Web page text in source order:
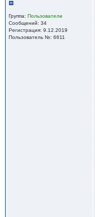
Группа: Пользователи
Сообщений: 34
Регистрация: 9.12.2019
Пользователь №: 6611